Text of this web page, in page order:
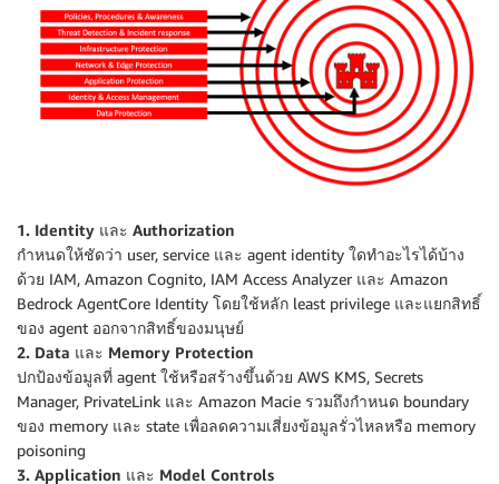
1. Identity และ Authorization
กำหนดให้ชัดว่า user, service และ agent identity ใดทำอะไรได้บ้าง
ด้วย IAM, Amazon Cognito, IAM Access Analyzer และ Amazon
Bedrock AgentCore Identity โดยใช้หลัก least privilege และแยกสิทธิ์
ของ agent ออกจากสิทธิ์ของมนุษย์
2. Data และ Memory Protection
ปกป้องข้อมูลที่ agent ใช้หรือสร้างขึ้นด้วย AWS KMS, Secrets
Manager, PrivateLink และ Amazon Macie รวมถึงกำหนด boundary
ของ memory และ state เพื่อลดความเสี่ยงข้อมูลรั่วไหลหรือ memory
poisoning
3. Application และ Model Controls